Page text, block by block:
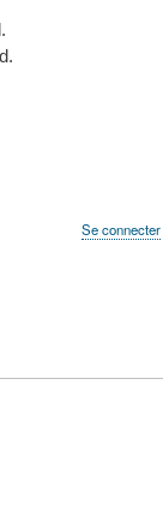
Se connecter